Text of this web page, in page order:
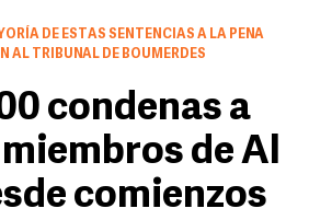
DE ESTAS SENTENCIAS A LA PENA
AL TRIBUNAL DE BOUMERDES
condenas a
de Al
comienzos